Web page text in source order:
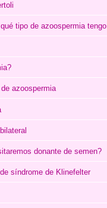
tipo de azoospermia tengo
azoospermia
donante de semen?
síndrome de Klinefelter